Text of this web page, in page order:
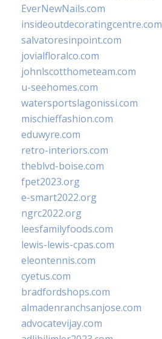
EverNewNails.com
insideoutdecoratingcentre.com
salvatoresinpoint.com
jovialfloralco.com
johnlscotthometeam.com
u-seehomes.com
watersportslagonissi.com
mischieffashion.com
eduwyre.com
retro-interiors.com
theblvd-boise.com
fpet2023.org
e-smart2022.org
ngrc2022.org
leesfamilyfoods.com
lewis-lewis-cpas.com
eleontennis.com
cyetus.com
bradfordshops.com
almadenranchsanjose.com
advocatevijay.com